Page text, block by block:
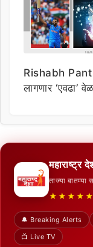
Rishabh Pant |
लागणार ‘एवढा’
महाराष्ट्र
ताज्या
★★★★★
🔔 Breaking Alerts
📺 Live TV